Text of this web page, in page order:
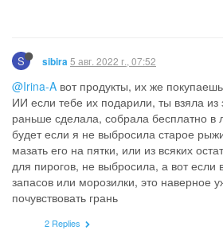
S sibira 5 авг. 2022 г., 07:52
@Irina-A вот продукты, их же
ИИ если тебе их подарили, ты взяла из
раньше сделала, собрала бесплатно
будет если я не выбросила старое
мазать его на пятки, или из всяких
для пирогов, не выбросила, а вот если
запасов или морозилки, это наверное
почувствовать грань
2 Replies